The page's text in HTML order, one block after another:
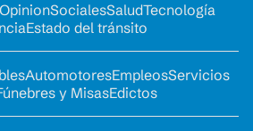
SocialesSaludTecnología
Estado del tránsito
AutomotoresEmpleosServicios
y MisasEdictos